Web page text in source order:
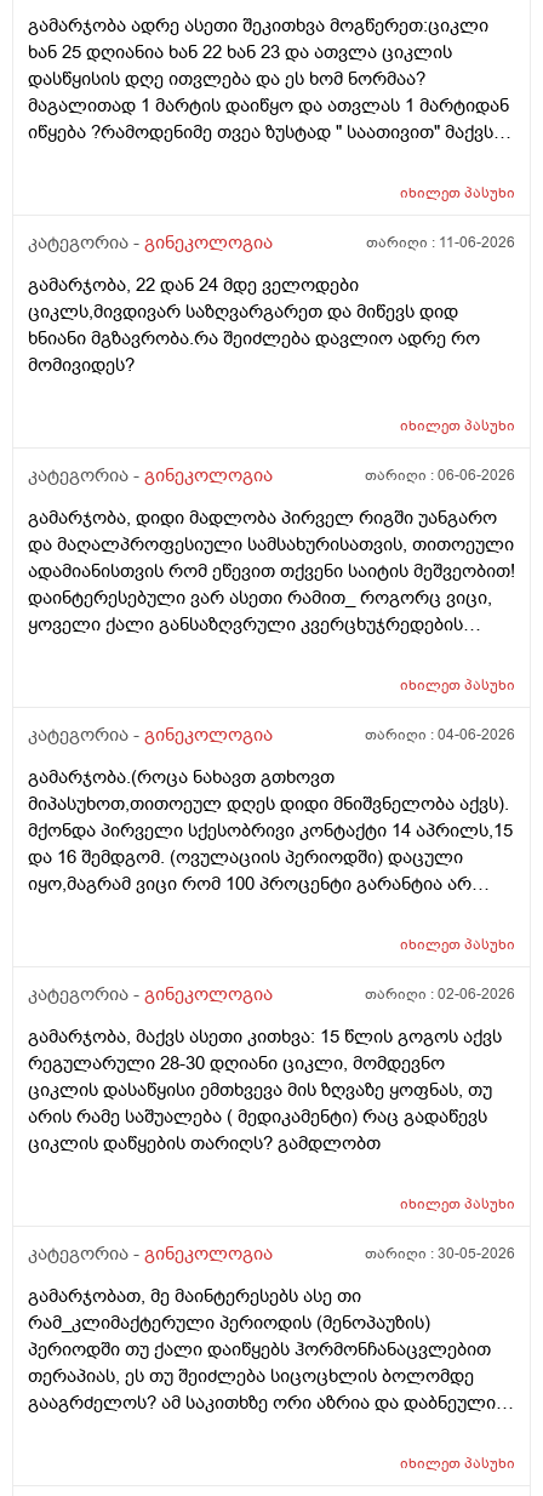
რამეა.ზოგადად წლებია აუტოიმონური თირეოდიტი
მაქვს.ხშირად მაქვს სანერვიულო.რითი შეიძლება
უნდაცკვების სახით რომ ვმართო ციკლის დღეები?
პასუხიც მივიღე და არა, ყველაფერი ჩვეულებრივადაა
არც ჭარბი სისხლდება არ არის.ადრე რომ 7 დღემდე
მითხარით რომ შეიმოწმეთო ტიესეიჩი და კიდევ სხვა
ასაკი 40
გამარჯობა ადრე ასეთი შეკითხვა მოგწერეთ:ციკლი
ხან 25 დღიანია ხან 22 ხან 23 და ათვლა ციკლის
დასწყისის დღე ითვლება და ეს ხომ ნორმაა?
მაგალითად 1 მარტის დაიწყო და ათვლას 1 მარტიდან
იწყება ?რამოდენიმე თვეა ზუსტად " საათივით" მაქვს
მეშინია კიდევ ხომ არ ჩამოიწევს? მინდა რომ 25 ან
განმავლობაში ? შესაძლოა ისევ 23 ან 25 დღიანი
რამეა.ზოგადად წლებია აუტოიმონური თირეოდიტი
მაქვს.ხშირად მაქვს სანერვიულო.რითი შეიძლება
უნდაცკვების სახით რომ ვმართო ციკლის დღეები?
იხილეთპასუხი
კატეგორია - გინეკოლოგია თარიღი : 11-06-2026
გამარჯობა, 22 დან 24 მდე ველოდები
ციკლს,მივდივარ საზღვარგარეთ და მიწევს დიდ
ხნიანი მგზავრობა.რა შეიძლება დავლიო ადრე რო
მომივიდეს?
იხილეთპასუხი
კატეგორია - გინეკოლოგია თარიღი :06-06-2026
გამარჯობა, დიდი მადლობა პირველ რიგში უანგარო
და მაღალპროფესიული სამსახურისათვის, თითოეული
ადამიანისთვის რომ ეწევით თქვენი საიტის მეშვეობით!
დაინტერესებული ვარ ასეთი რამით_ როგორც ვიცი,
ყოველი ქალი განსაზღვრული კვერცხუჯრედების
თითოელისთვის, ეს რიცხვი ინდივიდუალურია? რაზეა
(ჩვილობიდან) რომელ პროცესებზე? ქალის
რომ დავუშვათ, ზოგიერთ ქალბატონს მეტი
რაოდენობა აქვთ მათ ორგანიზმში
კვერცხუჯრედებისა, დაბადების პროცესიდან და ზოგს
კი მცირე? მადლობთ!
იხილეთპასუხი
კატეგორია - გინეკოლოგია თარიღი :04-06-2026
გამარჯობა.(როცა ნახავთ გთხოვთ
მიპასუხოთ,თითოეულ დღეს დიდი მნიშვნელობა აქვს).
მქონდა პირველი სქესობრივი კონტაქტი 14 აპრილს,15
და 16 შემდგომ. (ოვულაციის პერიოდში) დაცული
იყო,მაგრამ ვიცი რომ 100 პროცენტი გარანტია არ
ვფოქრობ რადგანაც Implantation bleeding არსებობს და
ჩვეულებრივ 3-4 დღე,მაგრამ ადრე
მალევე ვირუსი შემხვდა,სიცხე,გულისრევის
შეგრძნებაც მქონდა. მალევე გავიკეთე
ტესტი,უარყოფითი იყო. ეგ უცნაური შეგრძნება
რამოდენიმე დღე მქონდა. ახლა მენტრუაციას
ველოდები,მაგრამ არ მომივიდა,შუალედი 28-32 დღე
მოქმედებსო,2 კვირის წინ სხვა ქალაქში გავემგვაზრე
გავიკეთე ისევ უარყოფითია. შემდეგი 1 კვირის
განმავლობაში ვერ ვახერხებ მისვლას ექიმთან. არის
რაიმე შანსი ფეხმძიმობის? აზრი აქვს განმეორებით
ტესტს? მენტრუაცია რეგულარული მქონდა ხოლმე28-
30 დღე შუალედი.
იხილეთპასუხი
კატეგორია - გინეკოლოგია თარიღი :02-06-2026
გამარჯობა, მაქვს ასეთი კითხვა: 15 წლის გოგოს აქვს
რეგულარული 28-30 დღიანი ციკლი, მომდევნო
ციკლის დასაწყისი ემთხვევა მის ზღვაზე ყოფნას, თუ
არის რამე საშუალება ( მედიკამენტი) რაც გადაწევს
ციკლის დაწყების თარიღს? გამდლობთ
იხილეთპასუხი
კატეგორია - გინეკოლოგია თარიღი :30-05-2026
გამარჯობათ, მე მაინტერესებს ასე თი
რამ_კლიმაქტერული პერიოდის (მენოპაუზის)
პერიოდში თუ ქალი დაიწყებს ჰორმონჩანაცვლებით
თერაპიას, ეს თუ შეიძლება სიცოცხლის ბოლომდე
გააგრძელოს? ამ საკითხზე ორი აზრია და დაბნეული
ჰორმონჩანაცვლებითი თერაპია (სიცოცხლის
იხილეთპასუხი